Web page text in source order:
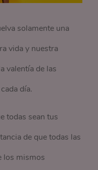
solamente una
vida y nuestra
valentía de las
día.
todas sean tus
de que todas las
los mismos